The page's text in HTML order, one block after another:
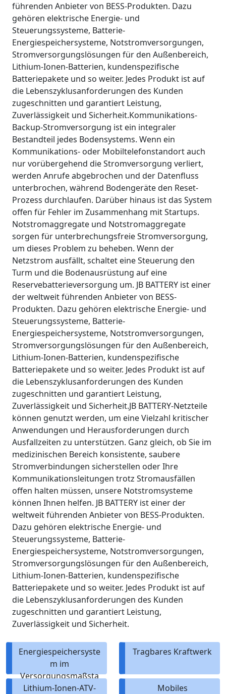
führenden Anbieter von BESS-Produkten. Dazu
gehören elektrische Energie- und
Steuerungssysteme, Batterie-
Energiespeichersysteme, Notstromversorgungen,
Stromversorgungslösungen für den Außenbereich,
Lithium-Ionen-Batterien, kundenspezifische
Batteriepakete und so weiter. Jedes Produkt ist auf
die Lebenszyklusanforderungen des Kunden
zugeschnitten und garantiert Leistung,
Zuverlässigkeit und Sicherheit.Kommunikations-
Backup-Stromversorgung ist ein integraler
Bestandteil jedes Bodensystems. Wenn ein
Kommunikations- oder Mobiltelefonstandort auch
nur vorübergehend die Stromversorgung verliert,
werden Anrufe abgebrochen und der Datenfluss
unterbrochen, während Bodengeräte den Reset-
Prozess durchlaufen. Darüber hinaus ist das System
offen für Fehler im Zusammenhang mit Startups.
Notstromaggregate und Notstromaggregate
sorgen für unterbrechungsfreie Stromversorgung,
um dieses Problem zu beheben. Wenn der
Netzstrom ausfällt, schaltet eine Steuerung den
Turm und die Bodenausrüstung auf eine
Reservebatterieversorgung um. JB BATTERY ist einer
der weltweit führenden Anbieter von BESS-
Produkten. Dazu gehören elektrische Energie- und
Steuerungssysteme, Batterie-
Energiespeichersysteme, Notstromversorgungen,
Stromversorgungslösungen für den Außenbereich,
Lithium-Ionen-Batterien, kundenspezifische
Batteriepakete und so weiter. Jedes Produkt ist auf
die Lebenszyklusanforderungen des Kunden
zugeschnitten und garantiert Leistung,
Zuverlässigkeit und Sicherheit.JB BATTERY-Netzteile
können genutzt werden, um eine Vielzahl kritischer
Anwendungen und Herausforderungen durch
Ausfallzeiten zu unterstützen. Ganz gleich, ob Sie im
medizinischen Bereich konsistente, saubere
Stromverbindungen sicherstellen oder Ihre
Kommunikationsleitungen trotz Stromausfällen
offen halten müssen, unsere Notstromsysteme
können Ihnen helfen. JB BATTERY ist einer der
weltweit führenden Anbieter von BESS-Produkten.
Dazu gehören elektrische Energie- und
Steuerungssysteme, Batterie-
Energiespeichersysteme, Notstromversorgungen,
Stromversorgungslösungen für den Außenbereich,
Lithium-Ionen-Batterien, kundenspezifische
Batteriepakete und so weiter. Jedes Produkt ist auf
die Lebenszyklusanforderungen des Kunden
zugeschnitten und garantiert Leistung,
Zuverlässigkeit und Sicherheit.
Energiespeichersyste
m im
Versorgungsmaßsta
b
Tragbares Kraftwerk
Lithium-Ionen-ATV-
Mobiles